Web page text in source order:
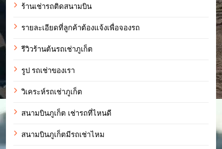
ร้านเช่ารถติดสนามบิน
รายละเอียดที่ลูกค้าต้องแจ้งเพื่อจองรถ
รีวิวร้านต้นรถเช่าภูเก็ต
รูป รถเช่าของเรา
วิเคระห์รถเช่าภูเก็ต
สนามบินภูเก็ต เช่ารถที่ไหนดี
สนามบินภูเก็ตมีรถเช่าไหม